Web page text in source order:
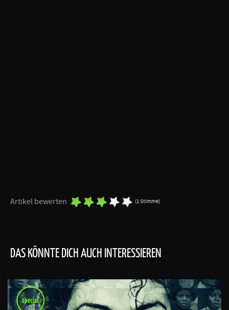
Artikel bewerten (1 Stimme)
DAS KÖNNTE DICH AUCH INTERESSIEREN